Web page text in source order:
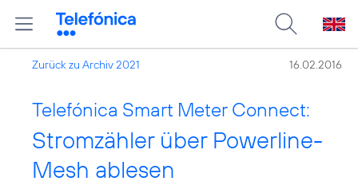
Zurück zu Archiv 2021 16.02.2016
Telefónica Smart Meter Connect:
Stromzähler über Powerline-
Mesh ablesen